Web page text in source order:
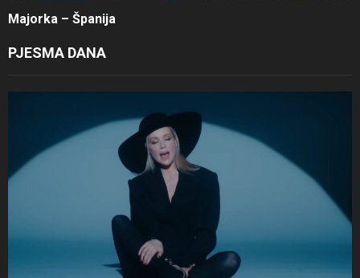
Majorka – Španija
PJESMA DANA